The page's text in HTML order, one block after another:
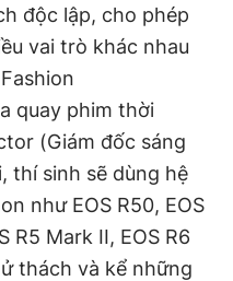
độc lập, cho phép
vai trò khác nhau
quay phim thời
(Giám đốc sáng
thí sinh sẽ dùng hệ
như EOS R50, EOS
R5 Mark II, EOS R6
thách và kể những